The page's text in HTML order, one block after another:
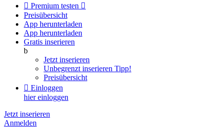
 Premium testen 
Preisübersicht
App herunterladen
App herunterladen
Gratis inserieren
b
Jetzt inserieren
Unbegrenzt inserieren Tipp!
Preisübersicht
 Einloggen
hier einloggen
Jetzt inserieren
Anmelden